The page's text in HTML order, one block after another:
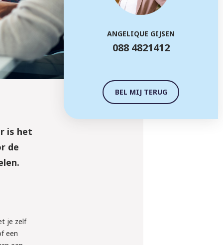
is het
de
je zelf
een
ANGELIQUE GIJSEN
088 4821412
BEL MIJ TERUG